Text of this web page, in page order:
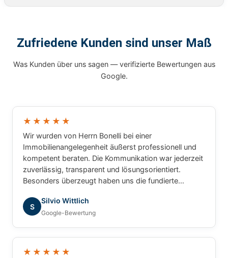
Zufriedene Kunden sind unser Maß
Was Kunden über uns sagen — verifizierte Bewertungen aus
Google.
★★★★★
Wir wurden von Herrn Bonelli bei einer
Immobilienangelegenheit äußerst professionell und
kompetent beraten. Die Kommunikation war jederzeit
zuverlässig, transparent und lösungsorientiert.
Besonders überzeugt haben uns die fundierte
Anliegen und das sehr gute Verständnis für die
besonderen Anforderungen. Wir haben uns während
des gesamten Prozesses bestens betreut gefühlt
und können Herrn Bonelli uneingeschränkt
weiterempfehlen. Vielen Dank für die hervorragende
S
Silvio Wittlich
Google-Bewertung
★★★★★